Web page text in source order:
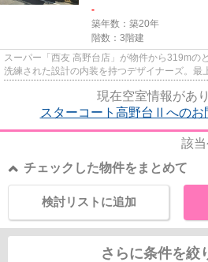
-
築年数：築20年
階数：3階建
スーパー「西友 高野台店」が物件から319mの
洗練された設計の内装を持つデザイナーズ。最
現在空室情報があ
スターコート高野台Ⅱへのお
該
チェックした物件をまとめて
検討リストに追加
さらに条件を絞